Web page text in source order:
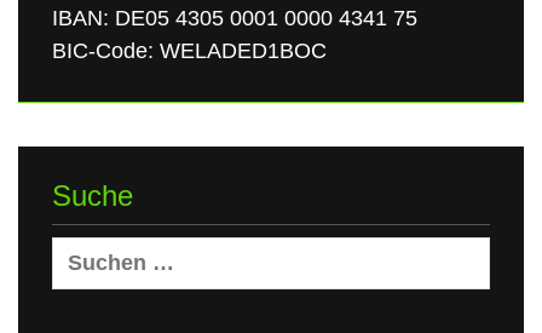
IBAN: DE05 4305 0001 0000 4341 75
BIC-Code: WELADED1BOC
Suche
Suchen
nach: